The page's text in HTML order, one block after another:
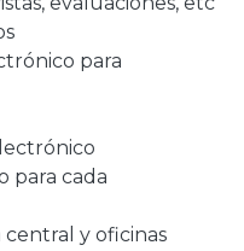
para
para cada
central y oficinas